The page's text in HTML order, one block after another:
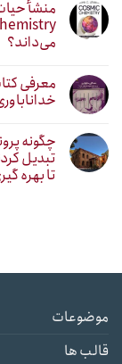
می‌داند؟
معرفی
چگونه
تبدیل
تا بهره
موضوعات
قالب ها